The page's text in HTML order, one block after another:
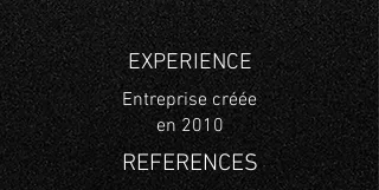
EXPERIENCE
Entreprise créée
en 2010
REFERENCES